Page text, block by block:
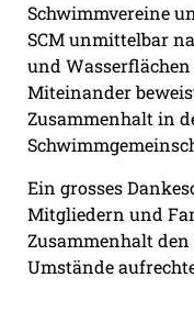
Schwimmvereine
SCM unmittelbar
und
Miteinander
Zusammenhalt in
Ein grosses
Mitgliedern und
Zusammenhalt
Umstände